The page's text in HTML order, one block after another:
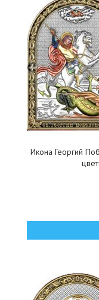
Икона Георгий